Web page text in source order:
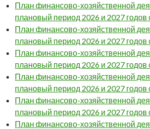
План финансово-хозяйственной
плановый период 2026 и 2027 годов
План финансово-хозяйственной
плановый период 2026 и 2027 годов
План финансово-хозяйственной
плановый период 2026 и 2027 годов
План финансово-хозяйственной
плановый период 2026 и 2027 годов
План финансово-хозяйственной
плановый период 2026 и 2027 годов
План финансово-хозяйственной